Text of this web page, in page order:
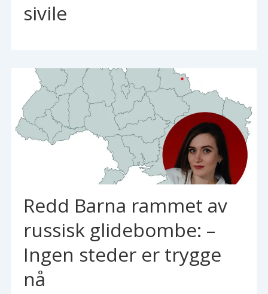
sivile
Redd Barna rammet av
russisk glidebombe: –
Ingen steder er trygge
nå